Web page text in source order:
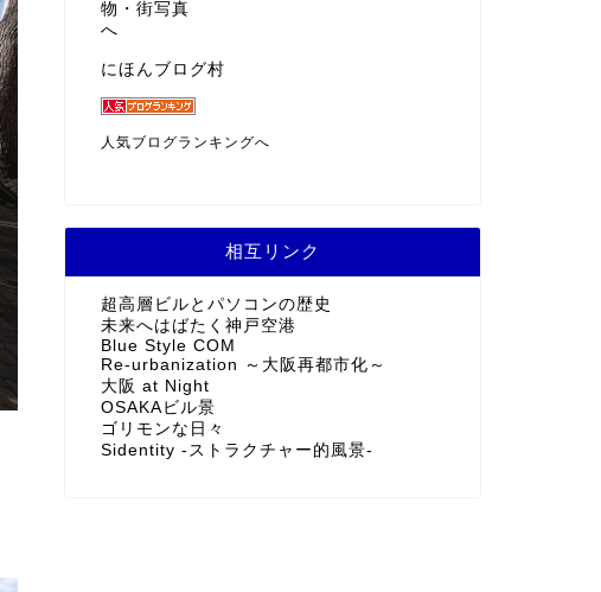
にほんブログ村
人気ブログランキングへ
相互リンク
超高層ビルとパソコンの歴史
未来へはばたく神戸空港
Blue Style COM
Re-urbanization ～大阪再都市化～
大阪 at Night
OSAKAビル景
ゴリモンな日々
Sidentity -ストラクチャー的風景-